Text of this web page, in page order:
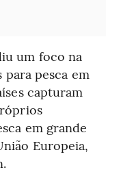
um foco na
pesca em
capturam
em grande
Europeia,